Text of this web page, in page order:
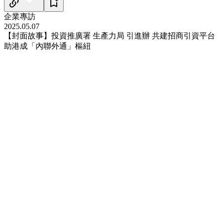
企業專訪
2025.05.07
【封面故事】投資推廣署 生產力局 引進辦 共建招商引資平台
助港成「內聯外通」樞紐